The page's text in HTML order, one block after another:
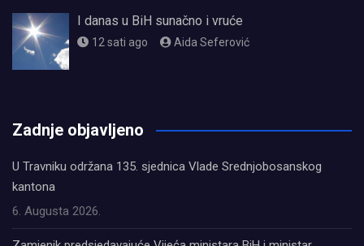
I danas u BiH sunačno i vruće
12 sati ago Aida Seferović
Zadnje objavljeno
U Travniku održana 135. sjednica Vlade Srednjobosanskog
kantona
6. Augusta 2026.